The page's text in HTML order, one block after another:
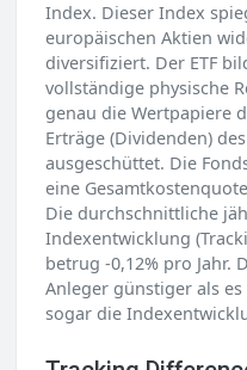
Index. Dieser Index
europäischen Aktien
diversifiziert. Der ETF
vollständige physische
genau die Wertpapiere
Erträge (Dividenden)
ausgeschüttet. Die
eine
Die durchschnittliche
Indexentwicklung
betrug -0,12% pro Jahr.
Anleger günstiger als
sogar die